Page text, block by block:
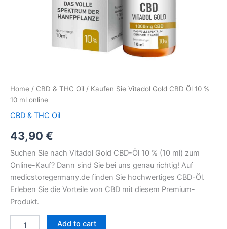
Home / CBD & THC Oil / Kaufen Sie Vitadol Gold CBD Öl 10 %
10 ml online
CBD & THC Oil
43,90 €
Suchen Sie nach Vitadol Gold CBD-Öl 10 % (10 ml) zum
Online-Kauf? Dann sind Sie bei uns genau richtig! Auf
medicstoregermany.de finden Sie hochwertiges CBD-Öl.
Erleben Sie die Vorteile von CBD mit diesem Premium-
Produkt.
Add to cart